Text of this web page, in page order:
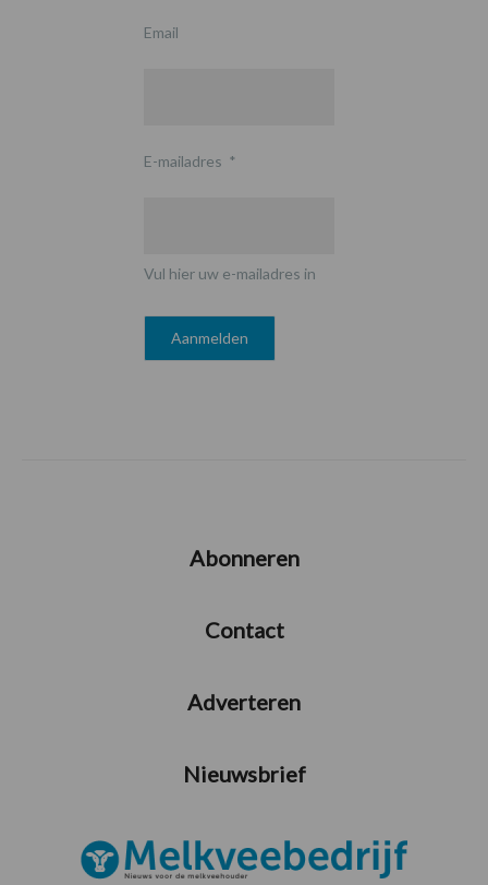
Email
E-mailadres *
Vul hier uw e-mailadres in
Abonneren
Contact
Adverteren
Nieuwsbrief